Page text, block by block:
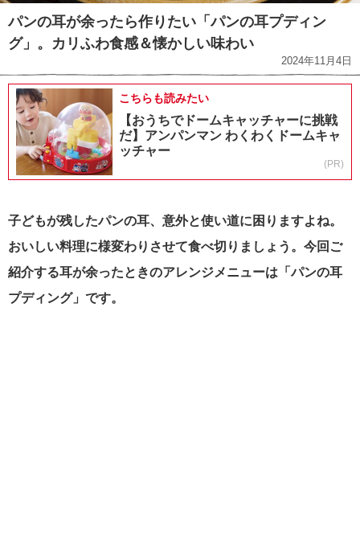
パンの耳が余ったら作りたい「パンの耳プディン
グ」。カリふわ食感＆懐かしい味わい
2024年11月4日
こちらも読みたい
【おうちでドームキャッチャーに挑戦
だ】アンパンマン わくわくドームキャ
ッチャー
(PR)
子どもが残したパンの耳、意外と使い道に困りますよね。
おいしい料理に様変わりさせて食べ切りましょう。今回ご
紹介する耳が余ったときのアレンジメニューは「パンの耳
プディング」です。